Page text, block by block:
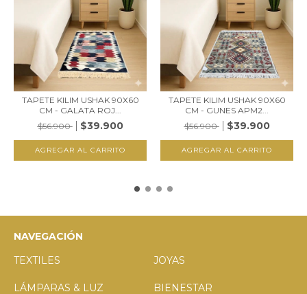
TAPETE KILIM USHAK 90X60
CM - GALATA ROJ...
$56.900
$39.900
TAPETE KILIM USHAK 90X60
CM - GUNES APM2...
$56.900
$39.900
NAVEGACIÓN
TEXTILES
JOYAS
LÁMPARAS & LUZ BIENESTAR